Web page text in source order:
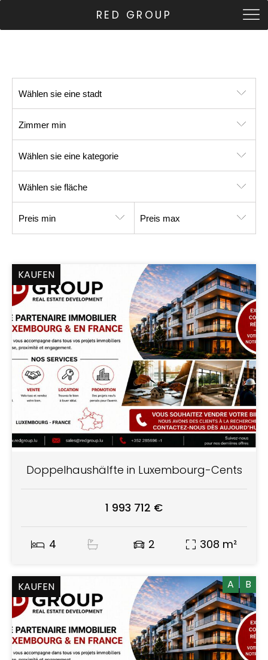
RED GROUP
KAUFEN
Doppelhaushälfte in Luxembourg-Cents
1 993 712 €
4 2 308 m²
KAUFEN A B